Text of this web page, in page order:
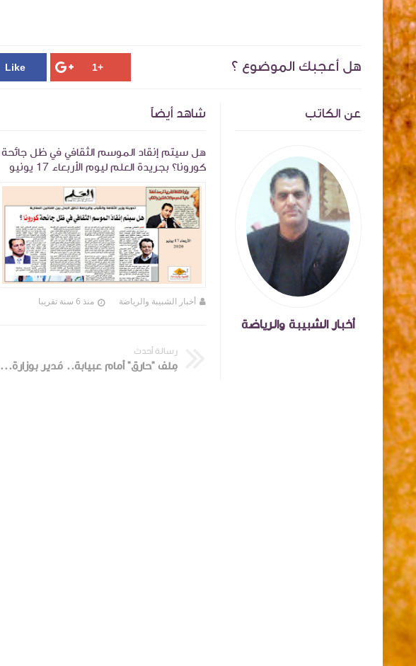
هل أعجبك الموضوع ؟
عن الكاتب
أخبار الشبيبة والرياضة
شاهد أيضاً
أساتذة التعليم العالي بالمعهد الملكي
الأطر تصدر بلاغا بمناسبة انعقاد
العام العادي
الشبيبة والرياضة
هل سيتم إنقاد الموسم الثقافي في ظل جائحة
كورونا؟ بجريدة العلم ليوم الأربعاء 17 يونيو
أخبار الشبيبة والرياضة منذ 6 سنة تقريبا
رسالة أحدث
مِلف "حارق" أمام عبيابة.. مُدير بوزارة الشباب يتم تعيينه بدون شواهد!